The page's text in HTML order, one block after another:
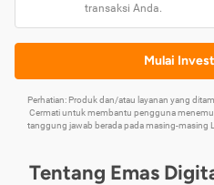
transaksi Anda.
Mulai
Perhatian: Produk dan/atau layanan yang
Cermati untuk membantu pengguna
tanggung jawab berada pada masing-masing
Tentang Emas